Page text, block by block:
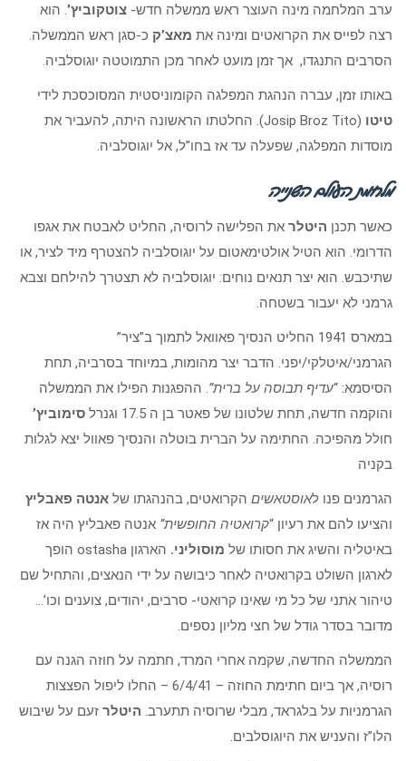
ערב המלחמה מינה העוצר ראש ממשלה חדש- צוטקוביץ’. הוא
רצה לפייס את הקרואטים ומינה את מאצ’ק כ-סגן ראש הממשלה.
הסרבים התנגדו, אך זמן מועט לאחר מכן התמוטטה יוגוסלביה.
באותו זמן, עברה הנהגת המפלגה הקומוניסטית המסוכסכת לידי
טיטו
(Josip Broz Tito). החלטתו הראשונה היתה, להעביר את
מוסדות המפלגה, שפעלה עד אז בחו”ל, אל יוגוסלביה.
מלחמת העולם השנייה
כאשר תכנן היטלר את הפלישה לרוסיה, החליט לאבטח את אגפו
הדרומי. הוא הטיל אולטימאטום על יוגוסלביה להצטרף מיד לציר, או
שתיכבש. הוא יצר תנאים נוחים: יוגוסלביה לא תצטרך להילחם וצבא
גרמני לא יעבור בשטחה.
במארס 1941 החליט הנסיך פאוואל לתמוך ב”ציר”
הגרמני/איטלקי/יפני. הדבר יצר מהומות, במיוחד בסרביה, תחת
הסיסמא: “עדיף תבוסה על ברית”. ההפגנות הפילו את הממשלה
והוקמה חדשה, תחת שלטונו של פאטר בן ה 17.5 וגנרל
סימוביץ’
חולל מהפיכה. החתימה על הברית בוטלה והנסיך פאוול יצא לגלות
בקניה
הגרמנים פנו לאוסטאשים הקרואטים, בהנהגתו של אנטה פאבליץ
והציעו להם את רעיון “קרואטיה החופשית” אנטה פאבליץ היה אז
באיטליה והשיג את חסותו של מוסוליני.
הארגון ostasha הופך
לארגון השולט בקרואטיה לאחר כיבושה על ידי הנאצים, והתחיל שם
טיהור אתני של כל מי שאינו קרואטי- סרבים, יהודים, צוענים וכו’…
מדובר בסדר גודל של חצי מליון נספים.
הממשלה החדשה, שקמה אחרי המרד, חתמה על חוזה הגנה עם
רוסיה, אך ביום חתימת החוזה – 6/4/41 – החלו ליפול הפצצות
הגרמניות על בלגראד, מבלי שרוסיה תתערב. היטלר זעם על שיבוש
הלו”ז והעניש את היוגוסלבים.